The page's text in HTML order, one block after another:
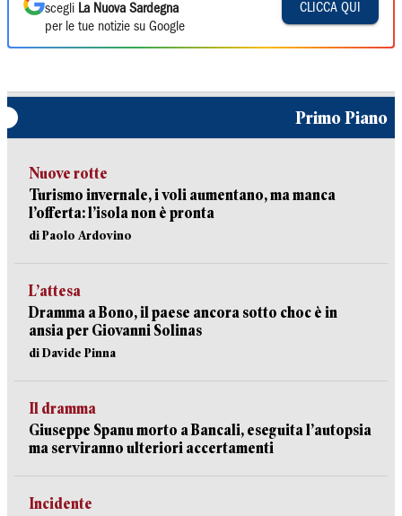
scegli La Nuova Sardegna
per le tue notizie su Google
CLICCA QUI
Primo Piano
Nuove rotte
Turismo invernale, i voli aumentano, ma manca
l’offerta: l’isola non è pronta
di Paolo Ardovino
L’attesa
Dramma a Bono, il paese ancora sotto choc è in
ansia per Giovanni Solinas
di Davide Pinna
Il dramma
Giuseppe Spanu morto a Bancali, eseguita l’autopsia
ma serviranno ulteriori accertamenti
Incidente